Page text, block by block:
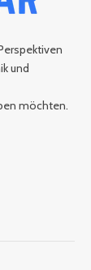
und
möchten.